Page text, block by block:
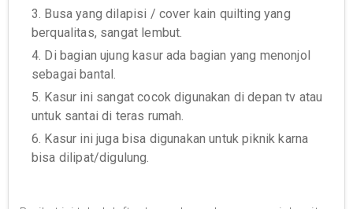
3. Busa yang dilapisi / cover kain quilting yang
berqualitas, sangat lembut.
4. Di bagian ujung kasur ada bagian yang menonjol
sebagai bantal.
5. Kasur ini sangat cocok digunakan di depan tv atau
untuk santai di teras rumah.
6. Kasur ini juga bisa digunakan untuk piknik karna
bisa dilipat/digulung.